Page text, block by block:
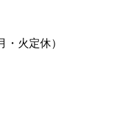
・火定休）